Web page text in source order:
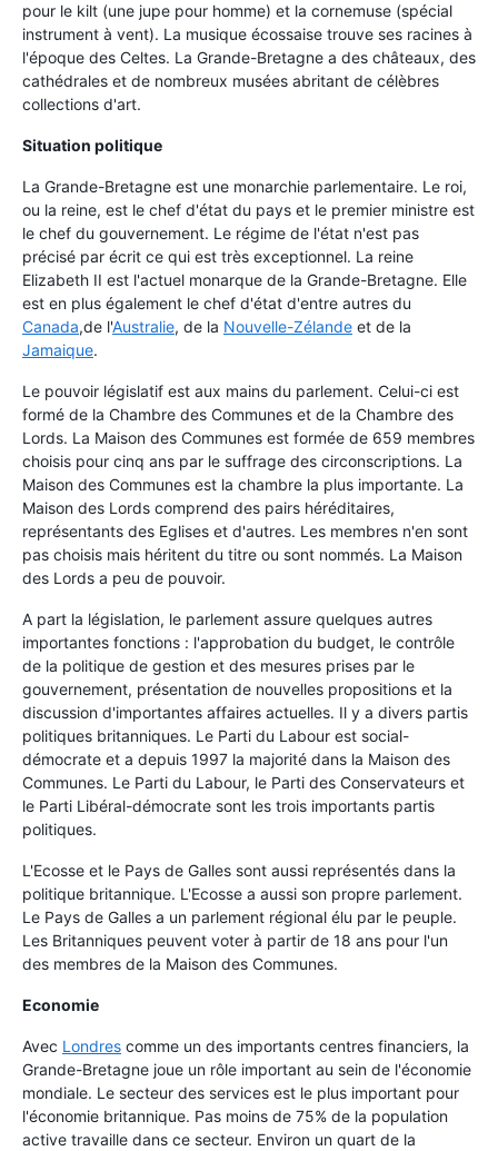
pour le kilt (une jupe pour homme) et la cornemuse (spécial
instrument à vent). La musique écossaise trouve ses racines à
l'époque des Celtes. La Grande-Bretagne a des châteaux, des
cathédrales et de nombreux musées abritant de célèbres
collections d'art.
Situation politique
La Grande-Bretagne est une monarchie parlementaire. Le roi,
ou la reine, est le chef d'état du pays et le premier ministre est
le chef du gouvernement. Le régime de l'état n'est pas
précisé par écrit ce qui est très exceptionnel. La reine
Elizabeth II est l'actuel monarque de la Grande-Bretagne. Elle
est en plus également le chef d'état d'entre autres du
Canada,de l'Australie, de la Nouvelle-Zélande et de la
Jamaique.
Le pouvoir législatif est aux mains du parlement. Celui-ci est
formé de la Chambre des Communes et de la Chambre des
Lords. La Maison des Communes est formée de 659 membres
choisis pour cinq ans par le suffrage des circonscriptions. La
Maison des Communes est la chambre la plus importante. La
Maison des Lords comprend des pairs héréditaires,
représentants des Eglises et d'autres. Les membres n'en sont
pas choisis mais héritent du titre ou sont nommés. La Maison
des Lords a peu de pouvoir.
A part la législation, le parlement assure quelques autres
importantes fonctions : l'approbation du budget, le contrôle
de la politique de gestion et des mesures prises par le
gouvernement, présentation de nouvelles propositions et la
discussion d'importantes affaires actuelles. Il y a divers partis
politiques britanniques. Le Parti du Labour est social-
démocrate et a depuis 1997 la majorité dans la Maison des
Communes. Le Parti du Labour, le Parti des Conservateurs et
le Parti Libéral-démocrate sont les trois importants partis
politiques.
L'Ecosse et le Pays de Galles sont aussi représentés dans la
politique britannique. L'Ecosse a aussi son propre parlement.
Le Pays de Galles a un parlement régional élu par le peuple.
Les Britanniques peuvent voter à partir de 18 ans pour l'un
des membres de la Maison des Communes.
Economie
Avec Londres comme un des importants centres financiers, la
Grande-Bretagne joue un rôle important au sein de l'économie
mondiale. Le secteur des services est le plus important pour
l'économie britannique. Pas moins de 75% de la population
active travaille dans ce secteur. Environ un quart de la